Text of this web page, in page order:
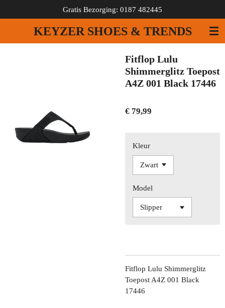
direct
de
KEYZER SHOES & TRENDS
Gratis Bezorging: 0187 482445
Fitflop Lulu
Shimmerglitz Toepost
A4Z 001 Black 17446
€ 79,99
Kleur
Model
Fitflop Lulu Shimmerglitz
Toepost A4Z 001 Black
17446